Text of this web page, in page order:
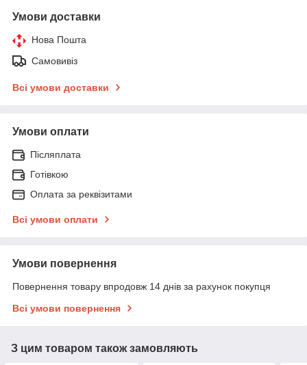
Умови доставки
Нова Пошта
Самовивіз
Всі умови доставки
Умови оплати
Післяплата
Готівкою
Оплата за реквізитами
Всі умови оплати
Умови повернення
Повернення товару впродовж 14 днів за рахунок покупця
Всі умови повернення
З цим товаром також замовляють